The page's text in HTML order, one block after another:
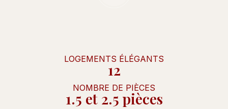
LOGEMENTS ÉLÉGANTS
12
NOMBRE DE PIÈCES
1.5 et 2.5 pièces